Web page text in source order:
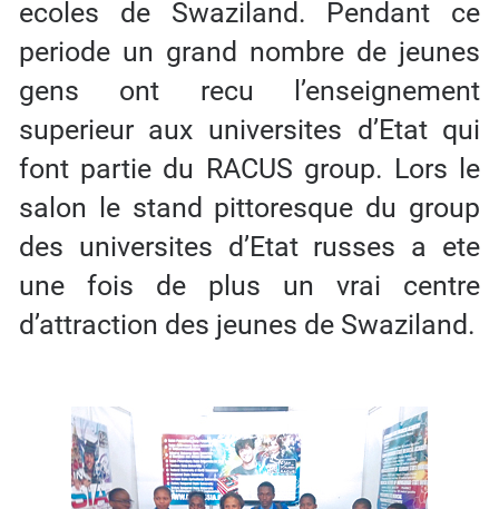
ecoles de Swaziland. Pendant ce
periode un grand nombre de jeunes
gens ont recu l’enseignement
superieur aux universites d’Etat qui
font partie du RACUS group. Lors le
salon le stand pittoresque du group
des universites d’Etat russes a ete
une fois de plus un vrai centre
d’attraction des jeunes de Swaziland.